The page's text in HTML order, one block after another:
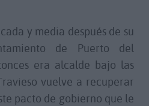
y media después de su
de Puerto del
era alcalde bajo las
vuelve a recuperar
pacto de gobierno que le